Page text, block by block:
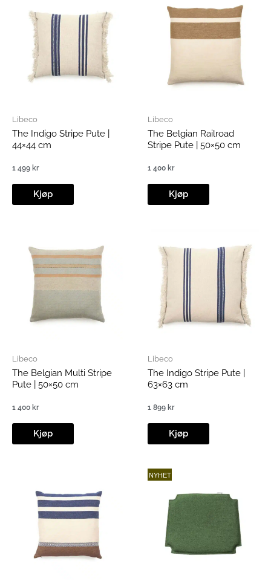
Libeco
The Indigo Stripe Pute |
44×44 cm
1 499 kr
Kjøp
Libeco
The Belgian Railroad
Stripe Pute | 50×50 cm
1 400 kr
Kjøp
Libeco
The Belgian Multi Stripe
Pute | 50×50 cm
1 400 kr
Kjøp
Libeco
The Indigo Stripe Pute |
63×63 cm
1 899 kr
Kjøp
NYHET